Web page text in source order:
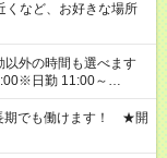
など、お好きな場所
外の時間も選べます
日勤 11:00～
もあるので、ご希望が
地により実働時間が異
場合も遠慮なくご相談
期でも働けます！ ★開